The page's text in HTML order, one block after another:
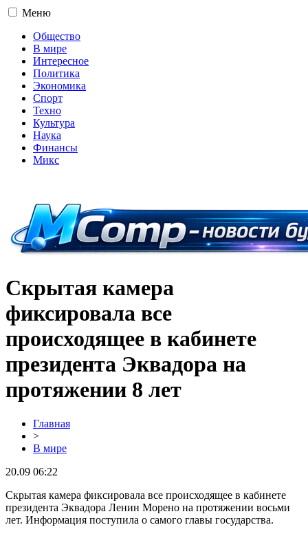
Меню
Общество
В мире
Интересное
Политика
Экономика
Спорт
Техно
Культура
Наука
Финансы
Микс
Скрытая камера
фиксировала все
происходящее в кабинете
президента Эквадора на
протяжении 8 лет
Главная
>
В мире
20.09 06:22
Скрытая камера фиксировала все происходящее в кабинете
президента Эквадора Ленин Морено на протяжении восьми
лет. Информация поступила о самого главы государства.